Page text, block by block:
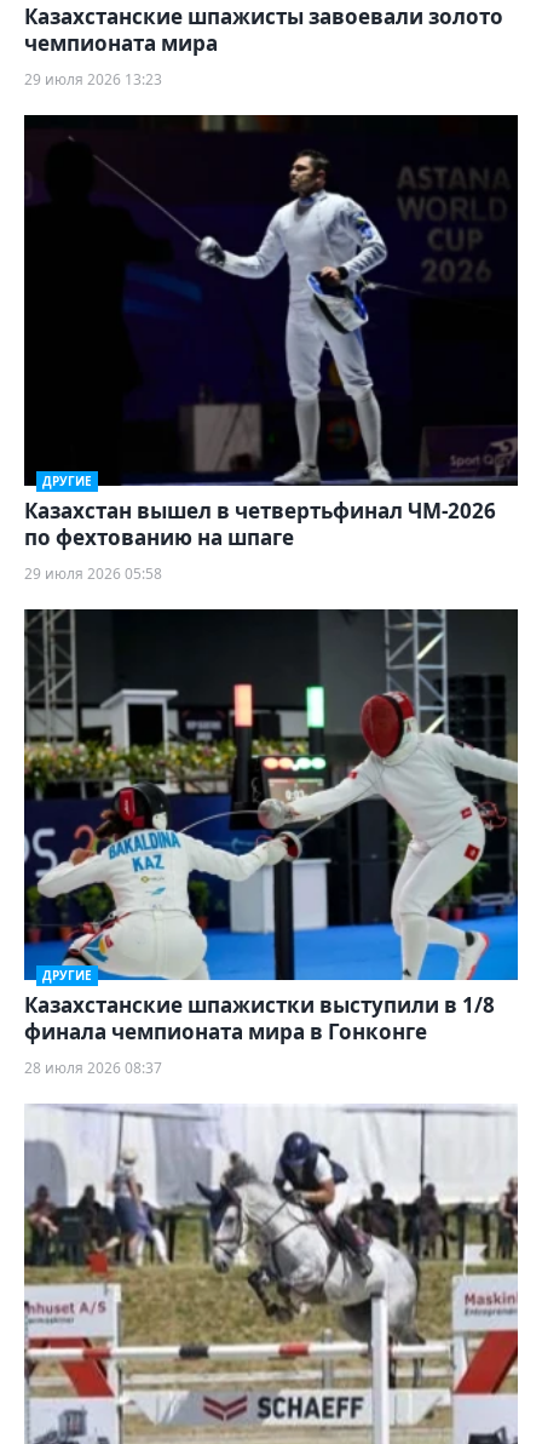
Казахстанские шпажисты завоевали золото
чемпионата мира
29 июля 2026 13:23
ДРУГИЕ
Казахстан вышел в четвертьфинал ЧМ-2026
по фехтованию на шпаге
29 июля 2026 05:58
ДРУГИЕ
Казахстанские шпажистки выступили в 1/8
финала чемпионата мира в Гонконге
28 июля 2026 08:37